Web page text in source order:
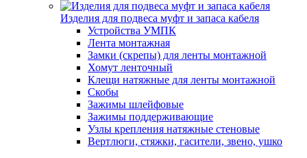
Изделия для подвеса муфт и запаса кабеля
Устройства УМПК
Лента монтажная
Замки (скрепы) для ленты монтажной
Хомут ленточный
Клещи натяжные для ленты монтажной
Скобы
Зажимы шлейфовые
Зажимы поддерживающие
Узлы крепления натяжные стеновые
Вертлюги, стяжки, гасители, звено, ушко